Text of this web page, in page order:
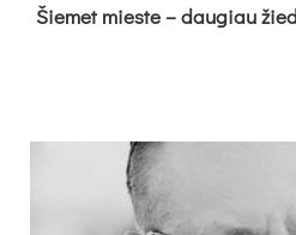
Šie­met mies­te – dau­giau